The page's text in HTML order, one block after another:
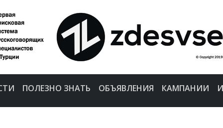
ПОЛЕЗНО ЗНАТЬ ОБЪЯВЛЕНИЯ КАМПАНИИ